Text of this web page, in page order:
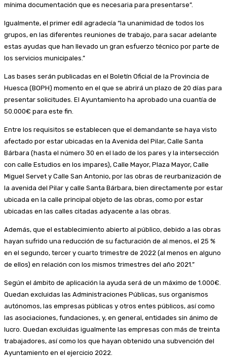
mínima documentación que es necesaria para presentarse”.
Igualmente, el primer edil agradecía “la unanimidad de todos los
grupos, en las diferentes reuniones de trabajo, para sacar adelante
estas ayudas que han llevado un gran esfuerzo técnico por parte de
los servicios municipales.”
Las bases serán publicadas en el Boletín Oficial de la Provincia de
Huesca (BOPH) momento en el que se abrirá un plazo de 20 días para
presentar solicitudes. El Ayuntamiento ha aprobado una cuantía de
50.000€ para este fin.
Entre los requisitos se establecen que el demandante se haya visto
afectado por estar ubicadas en la Avenida del Pilar, Calle Santa
Bárbara (hasta el número 30 en el lado de los pares y la intersección
con calle Estudios en los impares), Calle Mayor, Plaza Mayor, Calle
Miguel Servet y Calle San Antonio, por las obras de reurbanización de
la avenida del Pilar y calle Santa Bárbara, bien directamente por estar
ubicada en la calle principal objeto de las obras, como por estar
ubicadas en las calles citadas adyacente a las obras.
Además, que el establecimiento abierto al público, debido a las obras
hayan sufrido una reducción de su facturación de al menos, el 25 %
en el segundo, tercer y cuarto trimestre de 2022 (al menos en alguno
de ellos) en relación con los mismos trimestres del año 2021.”
Según el ámbito de aplicación la ayuda será de un máximo de 1.000€.
Quedan excluidas las Administraciones Públicas, sus organismos
autónomos, las empresas públicas y otros entes públicos, así como
las asociaciones, fundaciones, y, en general, entidades sin ánimo de
lucro. Quedan excluidas igualmente las empresas con más de treinta
trabajadores, así como los que hayan obtenido una subvención del
Ayuntamiento en el ejercicio 2022.